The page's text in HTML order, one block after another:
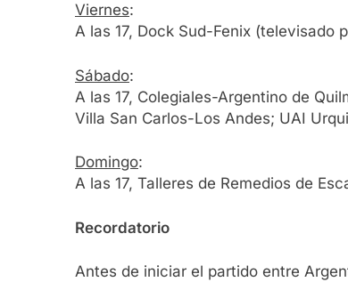
Viernes:
A las 17, Dock Sud-Fenix (televisado
Sábado:
A las 17, Colegiales-Argentino de
Villa San Carlos-Los Andes; UAI
Domingo:
A las 17, Talleres de Remedios de
Recordatorio
Antes de iniciar el partido entre